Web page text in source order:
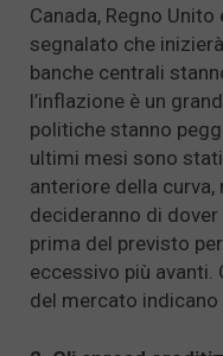
Canada, Regno Unito
segnalato che
banche centrali
l’inflazione è un
politiche stanno
ultimi mesi sono
anteriore della
decideranno di
prima del previsto
eccessivo più avanti.
del mercato indicano